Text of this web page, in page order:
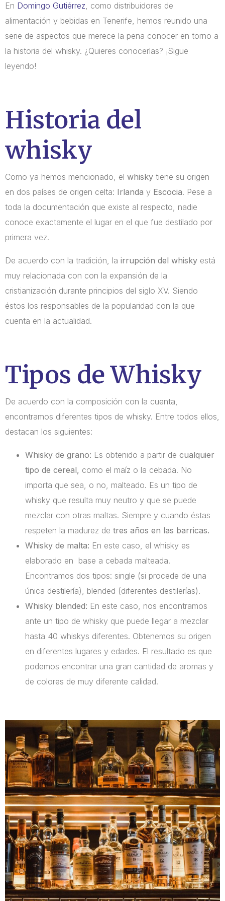
En Domingo Gutiérrez, como distribuidores de
alimentación y bebidas en Tenerife, hemos reunido una
serie de aspectos que merece la pena conocer en torno a
la historia del whisky. ¿Quieres conocerlas? ¡Sigue
leyendo!
Historia del
whisky
Como ya hemos mencionado, el whisky tiene su origen
en dos países de origen celta: Irlanda y Escocia. Pese a
toda la documentación que existe al respecto, nadie
conoce exactamente el lugar en el que fue destilado por
primera vez.
De acuerdo con la tradición, la irrupción del whisky está
muy relacionada con con la expansión de la
cristianización durante principios del siglo XV. Siendo
éstos los responsables de la popularidad con la que
cuenta en la actualidad.
Tipos de Whisky
De acuerdo con la composición con la cuenta,
encontramos diferentes tipos de whisky. Entre todos ellos,
destacan los siguientes:
Whisky de grano: Es obtenido a partir de cualquier
tipo de cereal, como el maíz o la cebada. No
importa que sea, o no, malteado. Es un tipo de
whisky que resulta muy neutro y que se puede
mezclar con otras maltas. Siempre y cuando éstas
respeten la madurez de tres años en las barricas.
Whisky de malta: En este caso, el whisky es
elaborado en base a cebada malteada.
Encontramos dos tipos: single (si procede de una
única destilería), blended (diferentes destilerías).
Whisky blended: En este caso, nos encontramos
ante un tipo de whisky que puede llegar a mezclar
hasta 40 whiskys diferentes. Obtenemos su origen
en diferentes lugares y edades. El resultado es que
podemos encontrar una gran cantidad de aromas y
de colores de muy diferente calidad.